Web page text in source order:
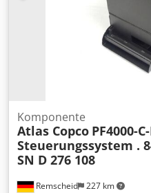
Remscheid 227 km
Komponente
Atlas Copco PF4000-
Steuerungssystem .
SN D 276 108